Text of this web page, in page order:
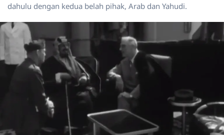
dahulu dengan kedua belah pihak, Arab dan Yahudi.